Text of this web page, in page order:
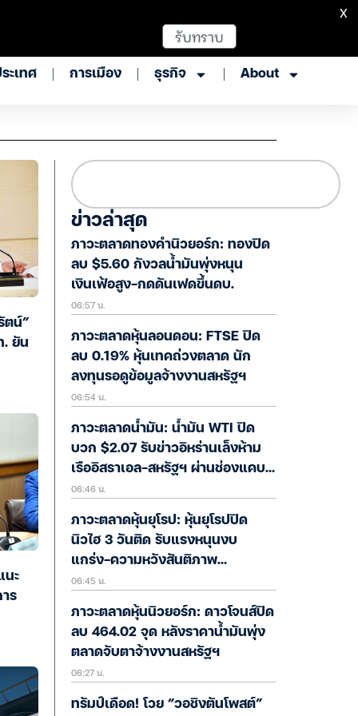
ะเทศ การเมือง ธุรกิจ About
ตน์”
ยัน
นะ
ร
ข่าวล่าสุด
ภาวะตลาดทองคำนิวยอร์ก: ทองปิด
ลบ $5.60 กังวลน้ำมันพุ่งหนุน
เงินเฟ้อสูง-กดดันเฟดขึ้นดบ.
06:57 น.
ภาวะตลาดหุ้นลอนดอน: FTSE ปิด
ลบ 0.19% หุ้นเทคถ่วงตลาด นัก
ลงทุนรอดูข้อมูลจ้างงานสหรัฐฯ
06:54 น.
ภาวะตลาดน้ำมัน: น้ำมัน WTI ปิด
บวก $2.07 รับข่าวอิหร่านเล็งห้าม
เรืออิสราเอล-สหรัฐฯ ผ่านช่องแคบฮ
อร์มุซ
06:46 น.
ภาวะตลาดหุ้นยุโรป: หุ้นยุโรปปิด
นิวไฮ 3 วันติด รับแรงหนุนงบ
แกร่ง-ความหวังสันติภาพ
ตะวันออกกลาง
06:45 น.
ภาวะตลาดหุ้นนิวยอร์ก: ดาวโจนส์ปิด
ลบ 464.02 จุด หลังราคาน้ำมันพุ่ง
ตลาดจับตาจ้างงานสหรัฐฯ
06:27 น.
ทรัมป์เดือด! โวย “วอชิงตันโพสต์”
รับทราบ
X